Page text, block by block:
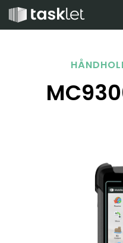
Spring til indhold